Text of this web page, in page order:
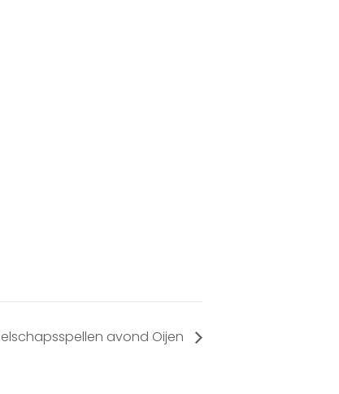
avond Oijen